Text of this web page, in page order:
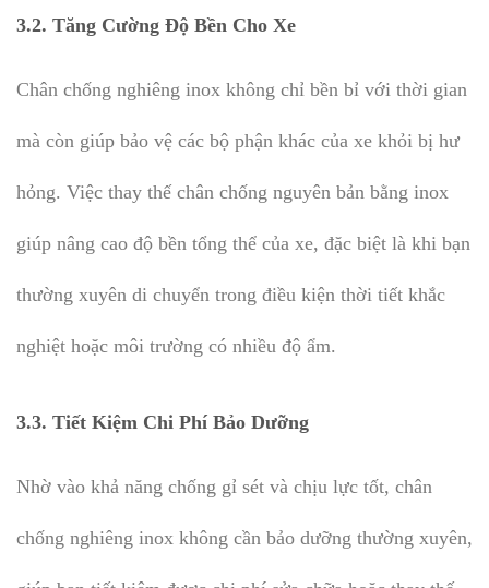
3.2. Tăng Cường Độ Bền Cho Xe
Chân chống nghiêng inox không chỉ bền bỉ với thời gian
mà còn giúp bảo vệ các bộ phận khác của xe khỏi bị hư
hỏng. Việc thay thế chân chống nguyên bản bằng inox
giúp nâng cao độ bền tổng thể của xe, đặc biệt là khi bạn
thường xuyên di chuyển trong điều kiện thời tiết khắc
nghiệt hoặc môi trường có nhiều độ ẩm.
3.3. Tiết Kiệm Chi Phí Bảo Dưỡng
Nhờ vào khả năng chống gỉ sét và chịu lực tốt, chân
chống nghiêng inox không cần bảo dưỡng thường xuyên,